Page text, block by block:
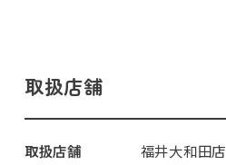
取扱店舗
取扱店舗
福井大和田店